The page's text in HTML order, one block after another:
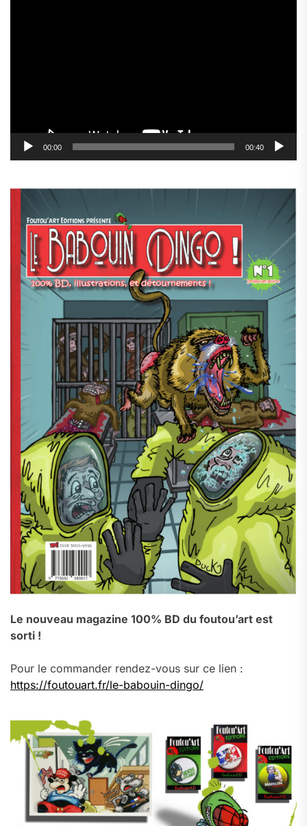
00:00 00:40
Le nouveau magazine 100% BD du foutou’art est
sorti !
Pour le commander rendez-vous sur ce lien :
https://foutouart.fr/le-babouin-dingo/